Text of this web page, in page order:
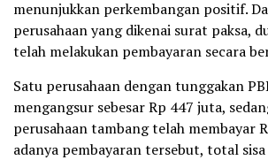
menunjukkan perkembangan positif.
perusahaan yang dikenai surat paksa,
telah melakukan pembayaran secara
Satu perusahaan dengan tunggakan
mengangsur sebesar Rp 447 juta,
perusahaan tambang telah membayar
adanya pembayaran tersebut, total